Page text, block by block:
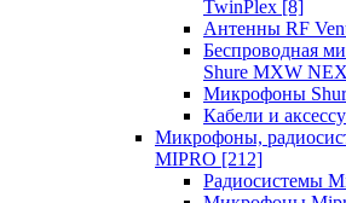
TwinPlex [8]
Антенны RF
Беспроводная
Shure MXW
Микрофоны
Кабели и
Микрофоны,
MIPRO [212]
Радиосистемы